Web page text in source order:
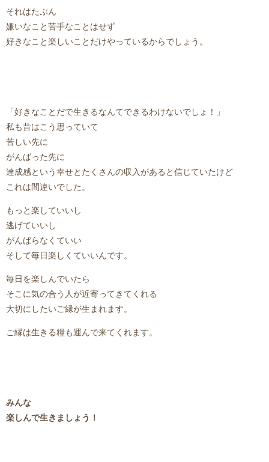
それはたぶん
嫌いなこと苦手なことはせず
好きなこと楽しいことだけやっているからでしょう。
「好きなことだで生きるなんてできるわけないでしょ！」
私も昔はこう思っていて
苦しい先に
がんばった先に
達成感という幸せとたくさんの収入があると信じていたけど
これは間違いでした。
もっと楽していいし
逃げていいし
がんばらなくていい
そして毎日楽しくていいんです。
毎日を楽しんでいたら
そこに気の合う人が近寄ってきてくれる
大切にしたいご縁が生まれます。
ご縁は生きる糧も運んで来てくれます。
みんな
楽しんで生きましょう！